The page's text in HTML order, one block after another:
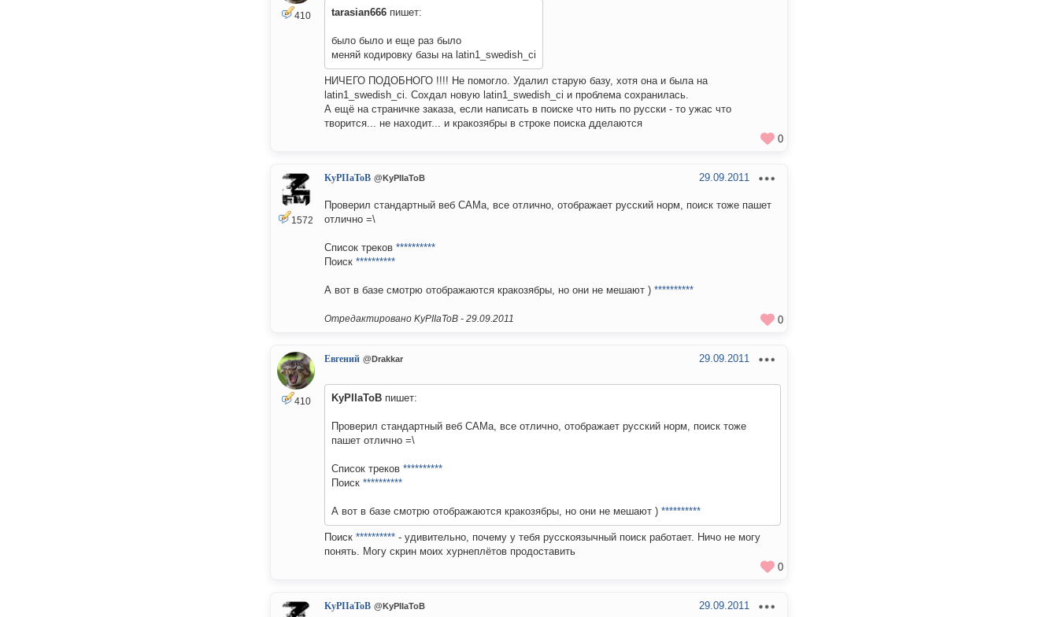
410 tarasian666 пишет:
было было и еще раз было
меняй кодировку базы на latin1_swedish_ci
НИЧЕГО ПОДОБНОГО !!!! Не помогло. Удалил старую базу, хотя она и была на
latin1_swedish_ci. Сохдал новую latin1_swedish_ci и проблема сохранилась.
А ещё на страничке заказа, если написать в поиске что нить по русски - то ужас что
творится... не находит... и кракозябры в строке поиска дделаются
0
1572
KyPIIaToB @KyPIIaToB 29.09.2011
Проверил стандартный веб САМа, все отлично, отображает русский норм, поиск тоже пашет
отлично =\
Список треков **********
Поиск **********
А вот в базе смотрю отображаются кракозябры, но они не мешают ) **********
Отредактировано KyPIIaToB - 29.09.2011 0
410
Евгений @Drakkar 29.09.2011
KyPIIaToB пишет:
Проверил стандартный веб САМа, все отлично, отображает русский норм, поиск тоже
пашет отлично =\
Список треков **********
Поиск **********
А вот в базе смотрю отображаются кракозябры, но они не мешают ) **********
Поиск ********** - удивительно, почему у тебя русскоязычный поиск работает. Ничо не могу
понять. Могу скрин моих хурнеплётов продоставить
0
KyPIIaToB @KyPIIaToB 29.09.2011